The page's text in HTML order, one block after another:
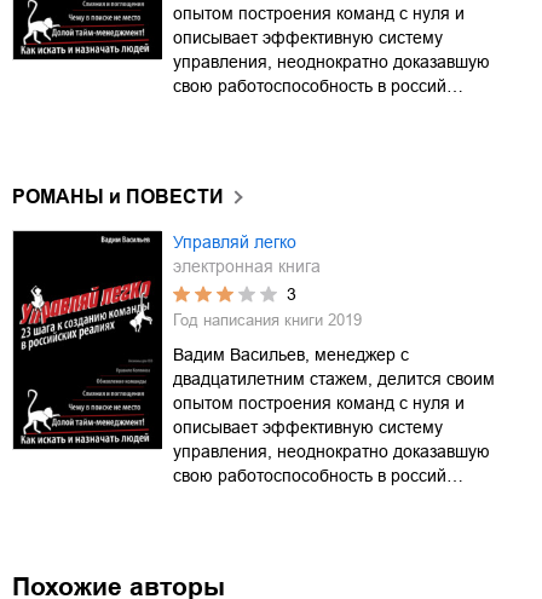
опытом построения команд с нуля и
описывает эффективную систему
управления, неоднократно доказавшую
свою работоспособность в россий…
РОМАНЫ и ПОВЕСТИ
Управляй легко
электронная книга
3
Год написания книги 2019
Вадим Васильев, менеджер с
двадцатилетним стажем, делится своим
опытом построения команд с нуля и
описывает эффективную систему
управления, неоднократно доказавшую
свою работоспособность в россий…
Похожие авторы